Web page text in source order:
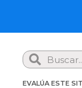
Search
EVALÚA ESTE